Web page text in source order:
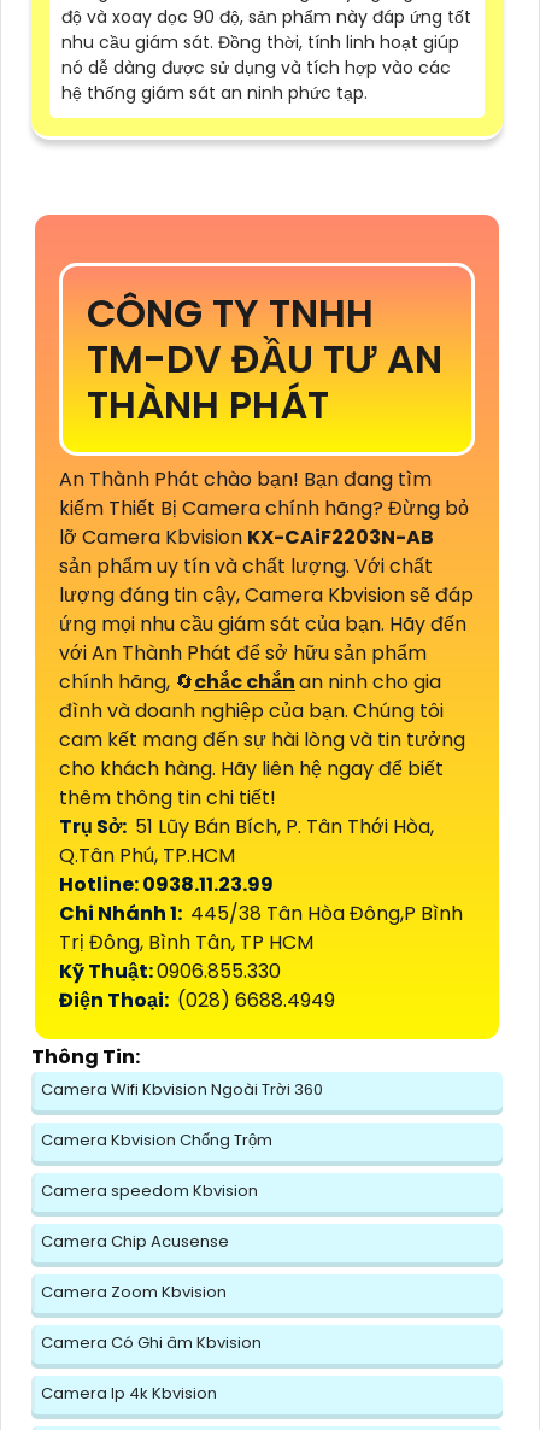
độ và xoay dọc 90 độ, sản phẩm này đáp ứng tốt
nhu cầu giám sát. Đồng thời, tính linh hoạt giúp
nó dễ dàng được sử dụng và tích hợp vào các
hệ thống giám sát an ninh phức tạp.
CÔNG TY TNHH
TM-DV ĐẦU TƯ AN
THÀNH PHÁT
An Thành Phát chào bạn! Bạn đang tìm
kiếm Thiết Bị Camera chính hãng? Đừng bỏ
lỡ Camera Kbvision KX-CAiF2203N-AB
sản phẩm uy tín và chất lượng. Với chất
lượng đáng tin cậy, Camera Kbvision sẽ đáp
ứng mọi nhu cầu giám sát của bạn. Hãy đến
với An Thành Phát để sở hữu sản phẩm
chính hãng, 🔄chắc chắnan ninh cho gia
đình và doanh nghiệp của bạn. Chúng tôi
cam kết mang đến sự hài lòng và tin tưởng
cho khách hàng. Hãy liên hệ ngay để biết
thêm thông tin chi tiết!
Trụ Sở: 51 Lũy Bán Bích, P. Tân Thới Hòa,
Q.Tân Phú, TP.HCM
Hotline: 0938.11.23.99
Chi Nhánh 1: 445/38 Tân Hòa Đông,P Bình
Trị Đông, Bình Tân, TP HCM
Kỹ Thuật:0906.855.330
Điện Thoại: (028) 6688.4949
Thông Tin:
Camera Wifi Kbvision Ngoài Trời 360
Camera Kbvision Chống Trộm
Camera speedom Kbvision
Camera Chip Acusense
Camera Zoom Kbvision
Camera Có Ghi âm Kbvision
Camera Ip 4k Kbvision